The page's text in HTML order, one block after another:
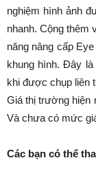
nghiệm hình ảnh
nhanh. Cộng thêm
năng nâng cấp
khung hình. Đây
khi được chụp liên
Giá thị trường hiện
Và chưa có mức
Các bạn có thể